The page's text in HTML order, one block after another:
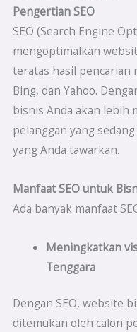
Pengertian SEO
SEO (Search Engine
mengoptimalkan
teratas hasil pencarian
Bing, dan Yahoo.
bisnis Anda akan lebih
pelanggan yang
yang Anda tawarkan.
Manfaat SEO untuk
Ada banyak manfaat
Meningkatkan
Tenggara
Dengan SEO, website
ditemukan oleh calon